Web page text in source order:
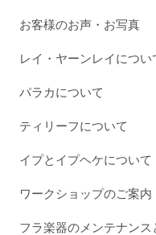
お客様のお声・お写真
レイ・ヤーンレイについ
パラカについて
ティリーフについて
イプとイプヘケについて
ワークショップのご案内
フラ楽器のメンテナンス